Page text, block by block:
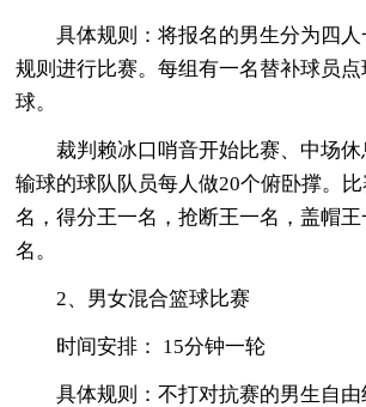
具体规则：将报名的男生分为四人
规则进行比赛。每组有一名替补球员
球。
裁判赖冰口哨音开始比赛、中场休
输球的球队队员每人做20个俯卧撑。
名，得分王一名，抢断王一名，盖帽
名。
2、男女混合篮球比赛
时间安排： 15分钟一轮
具体规则：不打对抗赛的男生自由